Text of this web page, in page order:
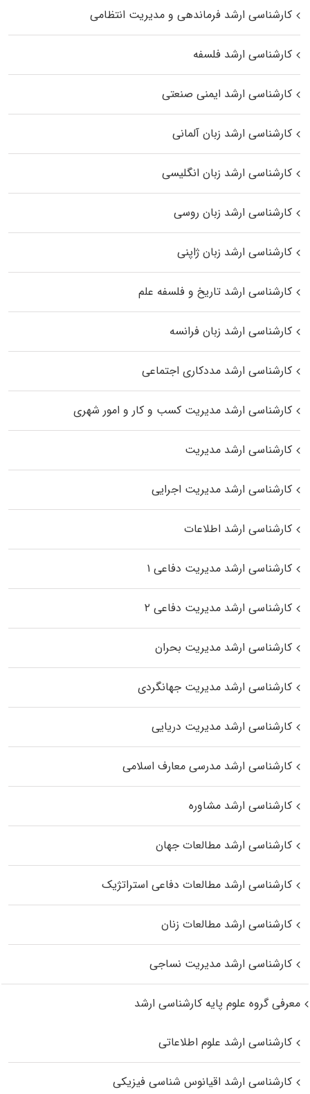
کارشناسی ارشد فرماندهی و مدیریت انتظامی
کارشناسی ارشد فلسفه
کارشناسی ارشد ایمنی صنعتی
کارشناسی ارشد زبان آلمانی
کارشناسی ارشد زبان انگلیسی
کارشناسی ارشد زبان روسی
کارشناسی ارشد زبان ژاپنی
کارشناسی ارشد تاریخ و فلسفه علم
کارشناسی ارشد زبان فرانسه
کارشناسی ارشد مددکاری اجتماعی
کارشناسی ارشد مدیریت کسب و کار و امور شهری
کارشناسی ارشد مدیریت
کارشناسی ارشد مدیریت اجرایی
کارشناسی ارشد اطلاعات
کارشناسی ارشد مدیریت دفاعی ۱
کارشناسی ارشد مدیریت دفاعی ۲
کارشناسی ارشد مدیریت بحران
کارشناسی ارشد مدیریت جهانگردی
کارشناسی ارشد مدیریت دریایی
کارشناسی ارشد مدرسی معارف اسلامی
کارشناسی ارشد مشاوره
کارشناسی ارشد مطالعات جهان
کارشناسی ارشد مطالعات دفاعی استراتژیک
کارشناسی ارشد مطالعات زنان
کارشناسی ارشد مدیریت نساجی
معرفی گروه علوم پایه کارشناسی ارشد
کارشناسی ارشد علوم اطلاعاتی
کارشناسی ارشد اقیانوس‌ شناسی فیزیکی